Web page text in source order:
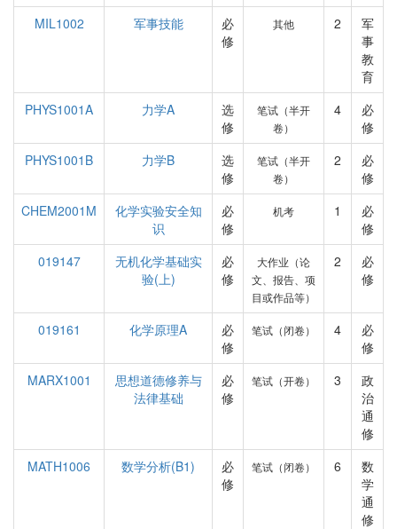
MIL1002
军事技能
必
修
其他 2
军
事
教
育
PHYS1001A
力学A
选
修
笔试（半开
卷）
4
必
修
PHYS1001B
力学B
选
修
笔试（半开
卷）
2
必
修
CHEM2001M
化学实验安全知
识
必
修
机考 1
必
修
019147
无机化学基础实
验(上)
必
修
大作业（论
文、报告、项
目或作品等）
2
必
修
019161 化学原理A
必
修
笔试（闭卷） 4
必
修
MARX1001
思想道德修养与
法律基础
必
修
笔试（开卷） 3
政
治
通
修
MATH1006
数学分析(B1)
必
修
笔试（闭卷） 6
数
学
通
修